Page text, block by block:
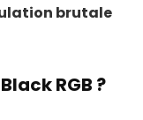
brutale
RGB ?